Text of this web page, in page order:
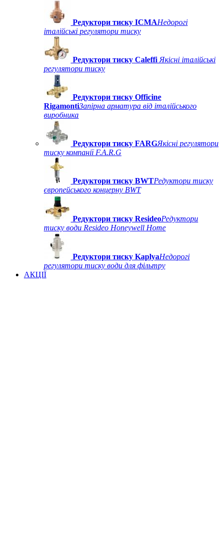
Редуктори тиску ICMAНедорогі
італійські регулятори тиску
Редуктори тиску Caleffi Якісні італійські
регулятори тиску
Редуктори тиску Officine
RigamontiЗапірна арматура від італійського
виробника
Редуктори тиску FARGЯкісні регулятори
тиску компанії F.A.R.G
Редуктори тиску BWTРедуктори тиску
європейського концерну BWT
Редуктори тиску ResideoРедуктори
тиску води Resideo Honeywell Home
Редуктори тиску KaplyaНедорогі
регулятори тиску води для фільтру
АКЦІЇ